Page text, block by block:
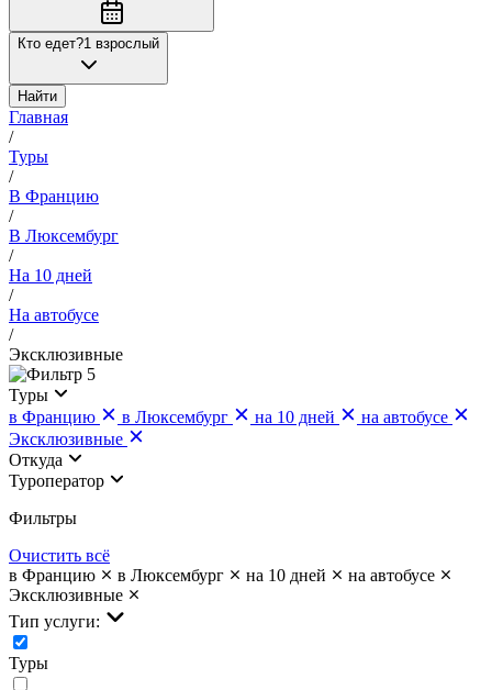
Кто едет?1 взрослый
Найти
Главная
/
Туры
/
В Францию
/
В Люксембург
/
На 10 дней
/
На автобусе
/
Эксклюзивные
5
Туры
в Францию
в Люксембург на 10 дней
на автобусе
Эксклюзивные
Откуда
Туроператор
Фильтры
Очистить всё
в Францию
в Люксембург на 10 дней
на автобусе
Эксклюзивные
Тип услуги:
Туры